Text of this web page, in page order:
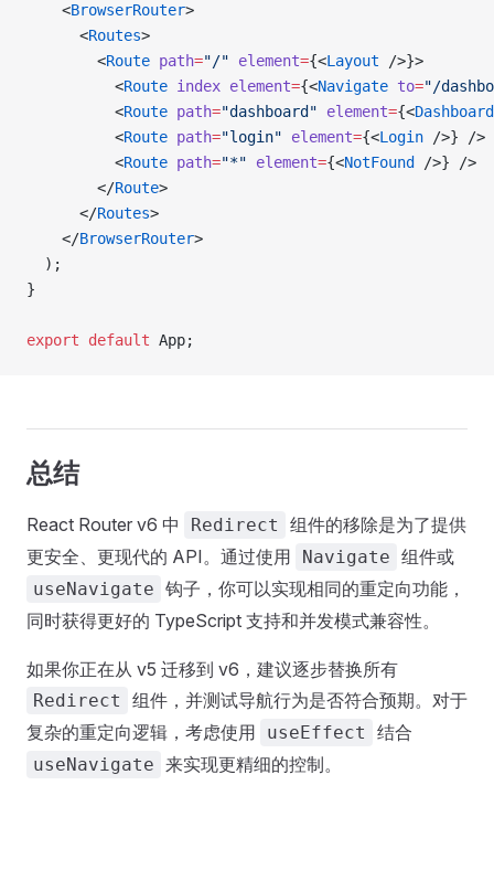
    <
BrowserRouter>
      <
Routes>
        <
Route path="/" element={<Layout />}>
          <
Route index element={<Navigate to="/
          <
Route path="dashboard" element={<Dashboard
          <
Route path="login" element={<Login />} />
          <
Route path="*" element={<NotFound
/>} />
        </
Route>
      </
Routes>
    </
BrowserRouter>
  );
}
export default App;
总结
React Router v6 中 Redirect
组件的移除是为了提供
更安全、更现代的 API。通过使用
Navigate 组件或
useNavigate 钩子，你可以实现相同的重定向功能，
同时获得更好的 TypeScript 支持和并发模式兼容性。
如果你正在从 v5 迁移到 v6，建议逐步替换所有
Redirect
组件，并测试导航行为是否符合预期。对于
复杂的重定向逻辑，考虑使用
useEffect 结合
useNavigate 来实现更精细的控制。